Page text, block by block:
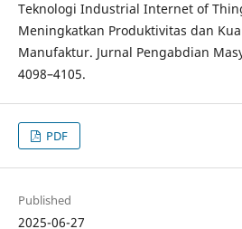
Teknologi Industrial Internet of
Meningkatkan Produktivitas dan
Manufaktur. Jurnal Pengabdian
4098–4105.
PDF
Published
2025-06-27